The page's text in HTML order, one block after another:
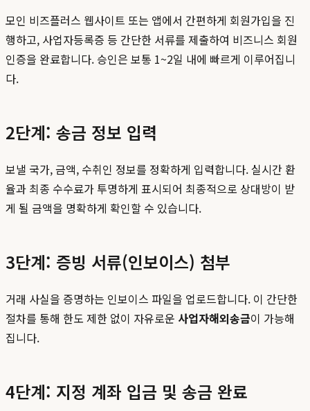
모인 비즈플러스 웹사이트 또는 앱에서 간편하게 회원가입을 진
행하고, 사업자등록증 등 간단한 서류를 제출하여 비즈니스 회원
인증을 완료합니다. 승인은 보통 1~2일 내에 빠르게 이루어집니
다.
2단계: 송금 정보 입력
보낼 국가, 금액, 수취인 정보를 정확하게 입력합니다. 실시간 환
율과 최종 수수료가 투명하게 표시되어 최종적으로 상대방이 받
게 될 금액을 명확하게 확인할 수 있습니다.
3단계: 증빙 서류(인보이스) 첨부
거래 사실을 증명하는 인보이스 파일을 업로드합니다. 이 간단한
절차를 통해 한도 제한 없이 자유로운 사업자해외송금이 가능해
집니다.
4단계: 지정 계좌 입금 및 송금 완료